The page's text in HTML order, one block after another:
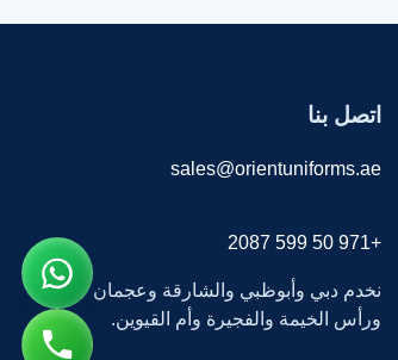
اتصل بنا
sales@orientuniforms.ae
+971 50 599 2087
نخدم دبي وأبوظبي والشارقة وعجمان
ورأس الخيمة والفجيرة وأم القيوين.